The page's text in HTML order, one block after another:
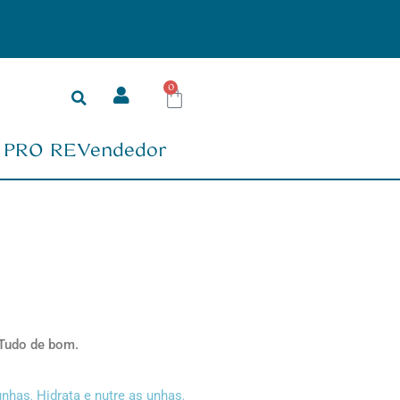
Pagamento
0
PRO REVendedor
de bom.
, Hidrata e nutre as unhas,